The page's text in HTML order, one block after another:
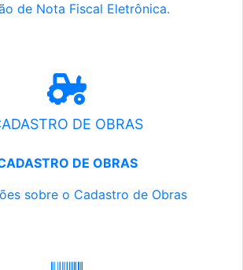
de Nota Fiscal Eletrônica.
DE OBRAS
DE OBRAS
sobre o Cadastro de Obras